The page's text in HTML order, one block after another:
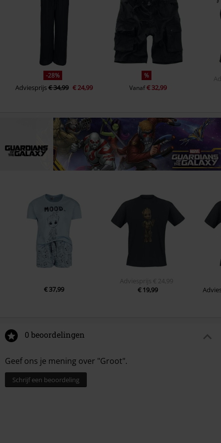
-28%
Adviesprijs€ 34,99 € 24,99
%
Vanaf€ 32,99
€ 37,99
Adviesprijs
€ 24,99
€ 19,99
0 beoordelingen
Geef ons je mening over "Groot".
Schrijf een beoordeling